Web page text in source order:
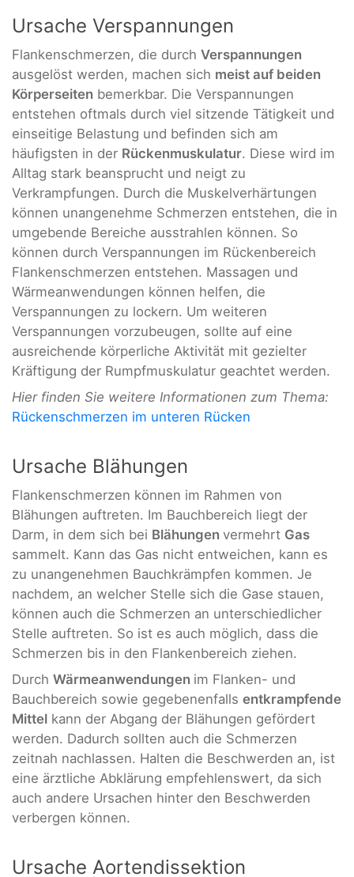
Ursache Verspannungen
Flankenschmerzen, die durch Verspannungen
ausgelöst werden, machen sich meist auf beiden
Körperseiten bemerkbar. Die Verspannungen
entstehen oftmals durch viel sitzende Tätigkeit und
einseitige Belastung und befinden sich am
häufigsten in der Rückenmuskulatur. Diese wird im
Alltag stark beansprucht und neigt zu
Verkrampfungen. Durch die Muskelverhärtungen
können unangenehme Schmerzen entstehen, die in
umgebende Bereiche ausstrahlen können. So
können durch Verspannungen im Rückenbereich
Flankenschmerzen entstehen. Massagen und
Wärmeanwendungen können helfen, die
Verspannungen zu lockern. Um weiteren
Verspannungen vorzubeugen, sollte auf eine
ausreichende körperliche Aktivität mit gezielter
Kräftigung der Rumpfmuskulatur geachtet werden.
Hier finden Sie weitere Informationen zum Thema:
Rückenschmerzen im unteren Rücken
Ursache Blähungen
Flankenschmerzen können im Rahmen von
Blähungen auftreten. Im Bauchbereich liegt der
Darm, in dem sich bei Blähungen vermehrt Gas
sammelt. Kann das Gas nicht entweichen, kann es
zu unangenehmen Bauchkrämpfen kommen. Je
nachdem, an welcher Stelle sich die Gase stauen,
können auch die Schmerzen an unterschiedlicher
Stelle auftreten. So ist es auch möglich, dass die
Schmerzen bis in den Flankenbereich ziehen.
Durch Wärmeanwendungen im Flanken- und
Bauchbereich sowie gegebenenfalls entkrampfende
Mittel kann der Abgang der Blähungen gefördert
werden. Dadurch sollten auch die Schmerzen
zeitnah nachlassen. Halten die Beschwerden an, ist
eine ärztliche Abklärung empfehlenswert, da sich
auch andere Ursachen hinter den Beschwerden
verbergen können.
Ursache Aortendissektion